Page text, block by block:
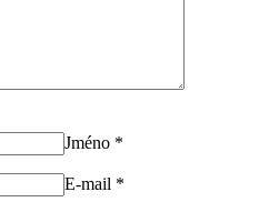
Jméno *
E-mail *